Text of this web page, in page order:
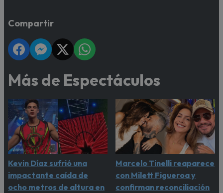
Compartir
Más de Espectáculos
Kevin Díaz sufrió una
impactante caída de
ocho metros de altura en
Marcelo Tinelli reaparece
con Milett Figueroa y
confirman reconciliación